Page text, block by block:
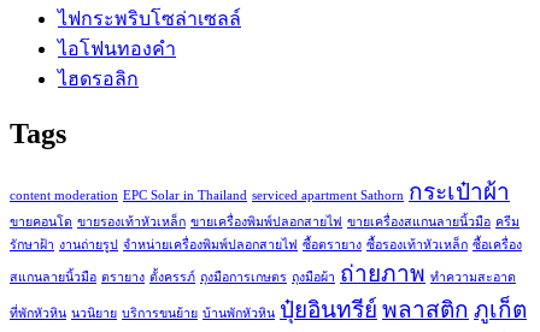
ไฟกระพริบโซล่าเซลล์
ไอโฟนทองคำ
ไฮดรอลิก
Tags
content moderation EPC Solar in Thailand serviced apartment Sathorn กระเป๋าผ้า
ขายคอนโด ขายรองเท้าหัวเหล็ก ขายเครื่องพิมพ์ปลอกสายไฟ ขายเครื่องสแกนลายนิ้วมือ ครีม
รักษาฝ้า งานถ่ายรูป จำหน่ายเครื่องพิมพ์ปลอกสายไฟ ซื้อตรายาง ซื้อรองเท้าหัวเหล็ก ซื้อเครื่อง
สแกนลายนิ้วมือ ตรายาง ตั้งครรภ์ ถุงมือการเกษตร ถุงมือผ้า ถ่ายภาพ ทำความสะอาด
ที่พักหัวหิน นวนิยาย บริการขนย้าย บ้านพักหัวหิน ปุ๋ยอินทรีย์ พลาสติก ภูเก็ต